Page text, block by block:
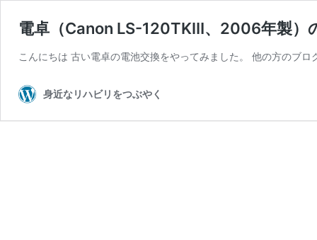
電卓（Canon LS-120TKⅢ、2006年製）
こんにちは 古い電卓の電池交換をやってみました。 他の方のブ
身近なリハビリをつぶやく